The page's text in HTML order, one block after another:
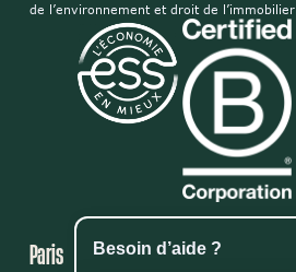
Besoin d’aide ?
de l’environnement et droit de l’immobilier.
Paris